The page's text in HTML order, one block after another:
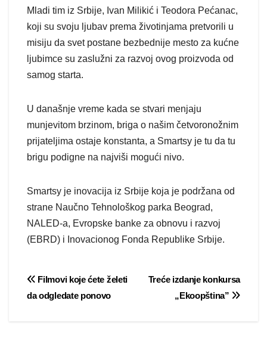
Mladi tim iz Srbije, Ivan Milikić i Teodora Pećanac,
koji su svoju ljubav prema životinjama pretvorili u
misiju da svet postane bezbednije mesto za kućne
ljubimce su zaslužni za razvoj ovog proizvoda od
samog starta.
U današnje vreme kada se stvari menjaju
munjevitom brzinom, briga o našim četvoronožnim
prijateljima ostaje konstanta, a Smartsy je tu da tu
brigu podigne na najviši mogući nivo.
Smartsy je inovacija iz Srbije koja je podržana od
strane Naučno Tehnološkog parka Beograd,
NALED-a, Evropske banke za obnovu i razvoj
(EBRD) i Inovacionog Fonda Republike Srbije.
Post
navigation
Treće izdanje konkursa
„Ekoopština”
Filmovi koje ćete želeti
da odgledate ponovo